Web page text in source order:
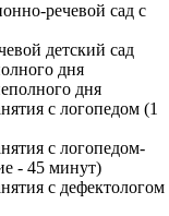
речевой сад с
детский сад
дня
дня
с логопедом (1
с логопедом-
- 45 минут)
с дефектологом